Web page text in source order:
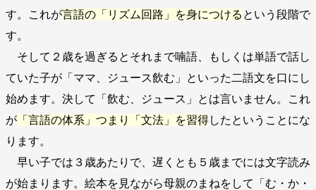
す。これが言語の「リズム回路」を身につける という段階で
す。
そして２歳を過ぎるとそれまで喃語、もしくは単語で話し
ていた子が「ママ、ジュース飲む」といった二語文を口にし
始めます。決して「飲む、ジュース」とは言いません。これ
が 「言語の体系」つまり「文法」を習得したということにな
ります。
早い子では３歳あたりで、遅くとも５歳までには文字読み
が始まります。絵本を見ながら母親のまねをして「む・か・